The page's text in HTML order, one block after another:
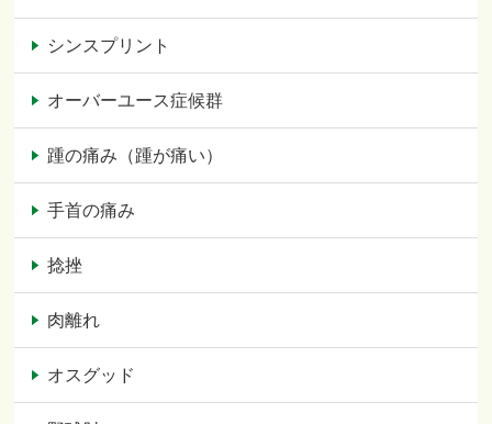
シンスプリント
オーバーユース症候群
踵の痛み（踵が痛い）
手首の痛み
捻挫
肉離れ
オスグッド